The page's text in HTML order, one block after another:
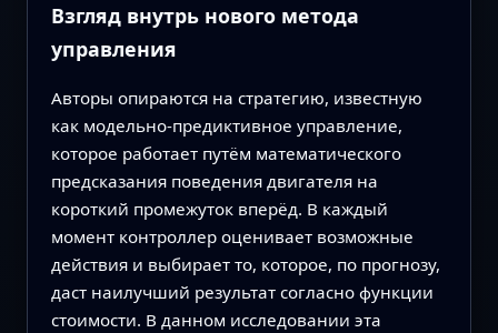
Взгляд внутрь нового метода
управления
Авторы опираются на стратегию, известную
как модельно‑предиктивное управление,
которое работает путём математического
предсказания поведения двигателя на
короткий промежуток вперёд. В каждый
момент контроллер оценивает возможные
действия и выбирает то, которое, по прогнозу,
даст наилучший результат согласно функции
стоимости. В данном исследовании эта